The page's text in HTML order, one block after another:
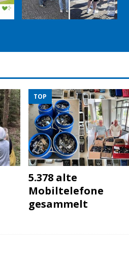
TOP
5.378 alte
Mobiltelefone
gesammelt